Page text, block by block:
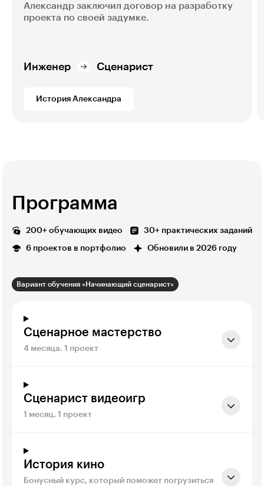
Александр заключил договор на разработку
проекта по своей задумке.
Инженер Сценарист
История Александра
Программа
200+ обучающих видео 30+ практических заданий
6 проектов в портфолио Обновили в 2026 году
Вариант обучения «Начинающий сценарист»
Сценарное мастерство
4 месяца. 1 проект
Сценарист видеоигр
1 месяц. 1 проект
История кино
Бонусный курс, который поможет погрузиться